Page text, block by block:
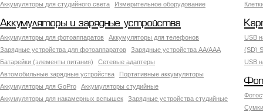
Аккумуляторы для студийного света
Измерительное оборудование
Аккумуляторы и зарядные устройства
Аккумуляторы для фотоаппаратов
Аккумуляторы для телефонов
Зарядные устройства для фотоаппаратов
Зарядные устройства AA/AAA
Батарейки (элементы питания)
Сетевые адаптеры
Автомобильные зарядные устройства
Портативные аккумуляторы
Аккумуляторы для GoPro
Аккумуляторы студийные
Аккумуляторы для накамерных вспышек
Зарядные устройства студийные
USB
(SD)
USB